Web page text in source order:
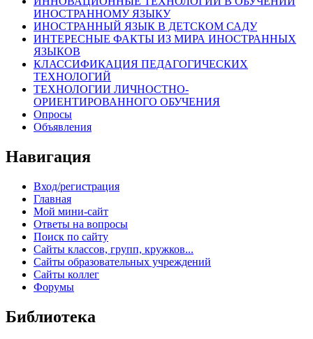
ИНОСТРАННОМУ ЯЗЫКУ
ИНОСТРАННЫЙ ЯЗЫК В ДЕТСКОМ САДУ
ИНТЕРЕСНЫЕ ФАКТЫ ИЗ МИРА ИНОСТРАННЫХ
ЯЗЫКОВ
КЛАССИФИКАЦИЯ ПЕДАГОГИЧЕСКИХ
ТЕХНОЛОГИЙ
ТЕХНОЛОГИИ ЛИЧНОСТНО-
ОРИЕНТИРОВАННОГО ОБУЧЕНИЯ
Опросы
Объявления
Навигация
Вход/регистрация
Главная
Мой мини-сайт
Ответы на вопросы
Поиск по сайту
Сайты классов, групп, кружков...
Сайты образовательных учреждений
Сайты коллег
Форумы
Библиотека